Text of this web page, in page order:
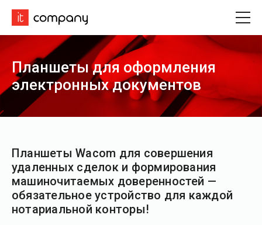
Планшеты для оформления
электронных документов
Планшеты Wacom для совершения
удаленных сделок и формирования
машиночитаемых доверенностей —
обязательное устройство для каждой
нотариальной конторы!